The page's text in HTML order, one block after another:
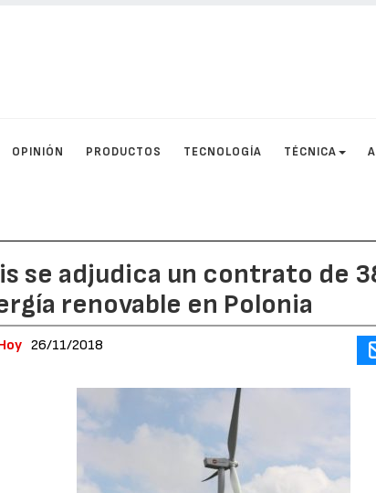
OPINIÓN PRODUCTOS TECNOLOGÍA TÉCNICA
se adjudica un contrato de
renovable en Polonia
26/11/2018